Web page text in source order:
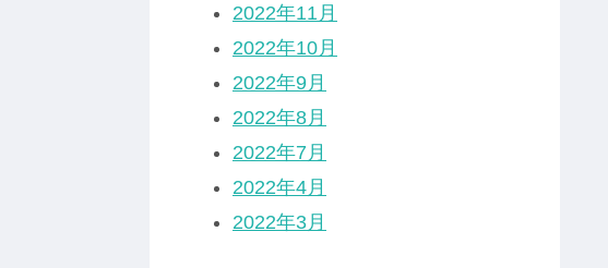
2022年11月
2022年10月
2022年9月
2022年8月
2022年7月
2022年4月
2022年3月